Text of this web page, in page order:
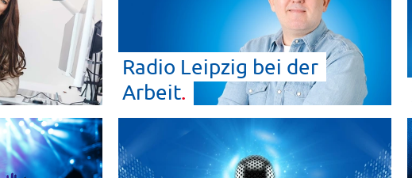
Radio Leipzig bei der
Arbeit